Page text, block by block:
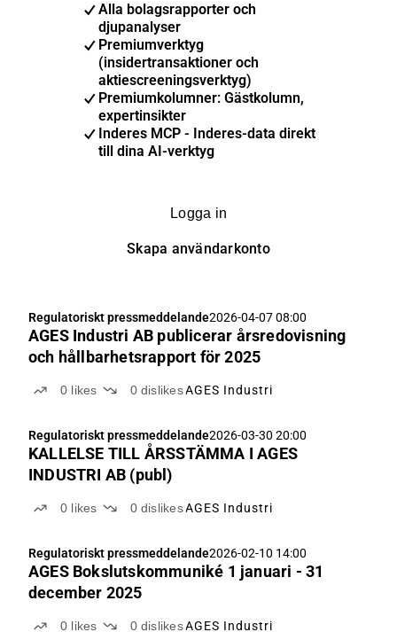
Alla bolagsrapporter och
djupanalyser
Premiumverktyg
(insidertransaktioner och
aktiescreeningsverktyg)
Premiumkolumner: Gästkolumn,
expertinsikter
Inderes MCP - Inderes-data direkt
till dina AI-verktyg
Logga in
Skapa användarkonto
Regulatoriskt pressmeddelande2026-04-07 08:00
AGES Industri AB publicerar årsredovisning
och hållbarhetsrapport för 2025
0 likes 0 dislikesAGES Industri
Regulatoriskt pressmeddelande2026-03-30 20:00
KALLELSE TILL ÅRSSTÄMMA I AGES
INDUSTRI AB (publ)
0 likes 0 dislikesAGES Industri
Regulatoriskt pressmeddelande2026-02-10 14:00
AGES Bokslutskommuniké 1 januari - 31
december 2025
0 likes 0 dislikesAGES Industri